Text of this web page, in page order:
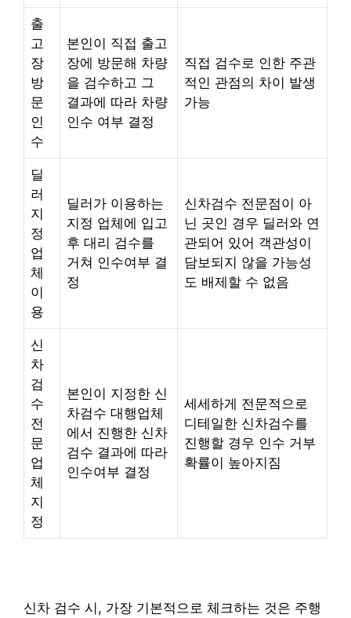
출
고
장
방
문
인
수
본인이 직접 출고
장에 방문해 차량
을 검수하고 그
결과에 따라 차량
인수 여부 결정
직접 검수로 인한 주관
적인 관점의 차이 발생
가능
딜
러
지
정
업
체
이
용
딜러가 이용하는
지정 업체에 입고
후 대리 검수를
거쳐 인수여부 결
정
신차검수 전문점이 아
닌 곳인 경우 딜러와 연
관되어 있어 객관성이
담보되지 않을 가능성
도 배제할 수 없음
신
차
검
수
전
문
업
체
지
정
본인이 지정한 신
차검수 대행업체
에서 진행한 신차
검수 결과에 따라
인수여부 결정
세세하게 전문적으로
디테일한 신차검수를
진행할 경우 인수 거부
확률이 높아지짐
신차 검수 시, 가장 기본적으로 체크하는 것은 주행